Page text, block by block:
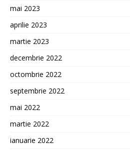
mai 2023
aprilie 2023
martie 2023
decembrie 2022
octombrie 2022
septembrie 2022
mai 2022
martie 2022
ianuarie 2022